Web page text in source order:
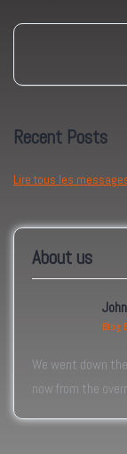
Recent Posts
Lire tous les
About us
Blog
We went down
now from the